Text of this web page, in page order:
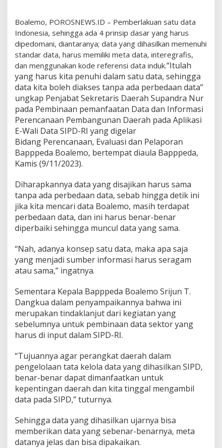
Boalemo, POROSNEWS.ID – Pemberlakuan satu data
Indonesia, sehingga ada 4 prinsip dasar yang harus
dipedomani, diantaranya; data yang dihasilkan memenuhi
standar data, harus memiliki meta data, interegrafis,
dan menggunakan kode referensi data induk.“Itulah
yang harus kita penuhi dalam satu data, sehingga
data kita boleh diakses tanpa ada perbedaan data”
ungkap Penjabat Sekretaris Daerah Supandra Nur
pada Pembinaan pemanfaatan Data dan Informasi
Perencanaan Pembangunan Daerah pada Aplikasi
E-Wali Data SIPD-RI yang digelar
Bidang Perencanaan, Evaluasi dan Pelaporan
Bapppeda Boalemo, bertempat diaula Bapppeda,
Kamis (9/11/2023).
Diharapkannya data yang disajikan harus sama
tanpa ada perbedaan data, sebab hingga detik ini
jika kita mencari data Boalemo, masih terdapat
perbedaan data, dan ini harus benar-benar
diperbaiki sehingga muncul data yang sama.
“Nah, adanya konsep satu data, maka apa saja
yang menjadi sumber informasi harus seragam
atau sama,” ingatnya.
Sementara Kepala Bapppeda Boalemo Srijun T.
Dangkua dalam penyampaikannya bahwa ini
merupakan tindaklanjut dari kegiatan yang
sebelumnya untuk pembinaan data sektor yang
harus di input dalam SIPD-RI.
“Tujuannya agar perangkat daerah dalam
pengelolaan tata kelola data yang dihasilkan SIPD,
benar-benar dapat dimanfaatkan untuk
kepentingan daerah dan kita tinggal mengambil
data pada SIPD,” tuturnya.
Sehingga data yang dihasilkan ujarnya bisa
memberikan data yang sebenar-benarnya, meta
datanya jelas dan bisa dipakaikan.